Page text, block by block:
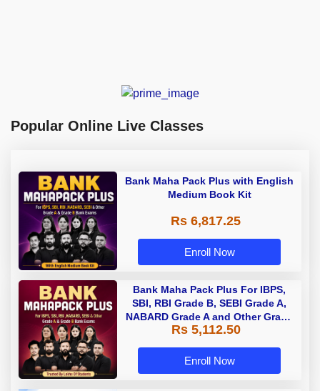
Popular Online Live Classes
Bank Maha Pack Plus with English
Medium Book Kit
Rs 6,817.25
Enroll Now
Bank Maha Pack Plus For IBPS,
SBI, RBI Grade B, SEBI Grade A,
NABARD Grade A and Other Grade
A & Grade B Bank Exams
Rs 5,112.50
Enroll Now